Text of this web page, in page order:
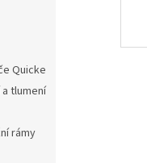
Quicke
tlumení
rámy